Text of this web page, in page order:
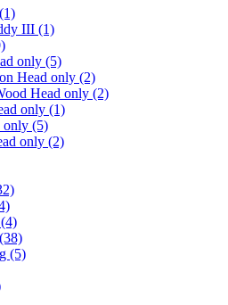
(1)
III (1)
only (5)
Head only (2)
Head only (2)
only (1)
only (5)
only (2)
(4)
(38)
(5)